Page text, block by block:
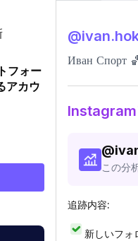
フォー
アカウ
@
Иван Спорт
Instagram
@
この分
追跡内容:
新しいフォ